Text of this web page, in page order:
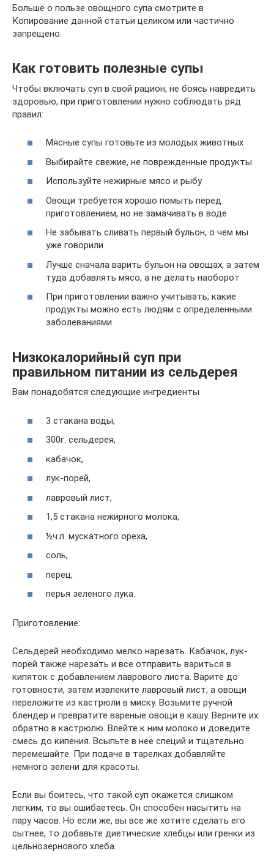
Больше о пользе овощного супа смотрите в
Копирование данной статьи целиком или частично
запрещено.
Как готовить полезные супы
Чтобы включать суп в свой рацион, не боясь навредить
здоровью, при приготовлении нужно соблюдать ряд
правил:
Мясные супы готовьте из молодых животных
Выбирайте свежие, не поврежденные продукты
Используйте нежирные мясо и рыбу
Овощи требуется хорошо помыть перед
приготовлением, но не замачивать в воде
Не забывать сливать первый бульон, о чем мы
уже говорили
Лучше сначала варить бульон на овощах, а затем
туда добавлять мясо, а не делать наоборот
При приготовлении важно учитывать, какие
продукты можно есть людям с определенными
заболеваниями
Низкокалорийный суп при
правильном питании из сельдерея
Вам понадобятся следующие ингредиенты
3 стакана воды,
300г. сельдерея,
кабачок,
лук-порей,
лавровый лист,
1,5 стакана нежирного молока,
½ч.л. мускатного ореха,
соль,
перец,
перья зеленого лука.
Приготовление:
Сельдерей необходимо мелко нарезать. Кабачок, лук-
порей также нарезать и все отправить вариться в
кипяток с добавлением лаврового листа. Варите до
готовности, затем извлеките лавровый лист, а овощи
переложите из кастрюли в миску. Возьмите ручной
блендер и превратите вареные овощи в кашу. Верните их
обратно в кастрюлю. Влейте к ним молоко и доведите
смесь до кипения. Всыпьте в нее специй и тщательно
перемешайте. При подаче в тарелках добавляйте
немного зелени для красоты.
Если вы боитесь, что такой суп окажется слишком
легким, то вы ошибаетесь. Он способен насытить на
пару часов. Но если же, вы все же хотите сделать его
сытнее, то добавьте диетические хлебцы или гренки из
цельнозернового хлеба.